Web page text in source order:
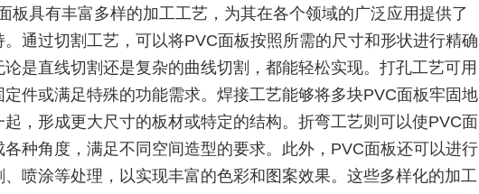
板具有丰富多样的加工工艺，为其在各个领域的广泛应用提供了
。通过切割工艺，可以将PVC面板按照所需的尺寸和形状进行精确
论是直线切割还是复杂的曲线切割，都能轻松实现。打孔工艺可用
定件或满足特殊的功能需求。焊接工艺能够将多块PVC面板牢固地
起，形成更大尺寸的板材或特定的结构。折弯工艺则可以使PVC面
各种角度，满足不同空间造型的要求。此外，PVC面板还可以进行
、喷涂等处理，以实现丰富的色彩和图案效果。这些多样化的加工